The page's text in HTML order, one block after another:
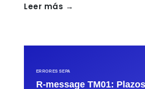
Leer más →